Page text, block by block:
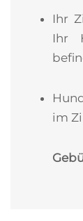
Ihr
Ihr
im